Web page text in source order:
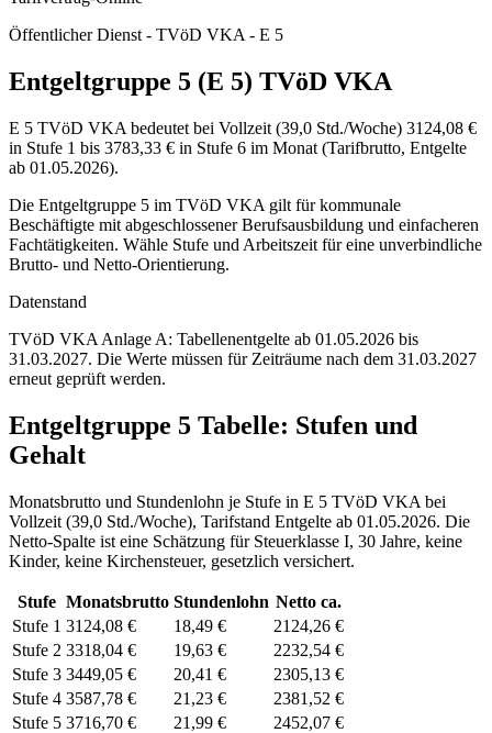
Öffentlicher Dienst - TVöD VKA - E 5
Entgeltgruppe 5 (E 5) TVöD VKA
E 5 TVöD VKA bedeutet bei Vollzeit (39,0 Std./Woche) 3124,08 €
in Stufe 1 bis 3783,33 € in Stufe 6 im Monat (Tarifbrutto, Entgelte
ab 01.05.2026).
Die Entgeltgruppe 5 im TVöD VKA gilt für kommunale
Beschäftigte mit abgeschlossener Berufsausbildung und einfacheren
Fachtätigkeiten. Wähle Stufe und Arbeitszeit für eine unverbindliche
Brutto- und Netto-Orientierung.
Datenstand
TVöD VKA Anlage A: Tabellenentgelte ab 01.05.2026 bis
31.03.2027. Die Werte müssen für Zeiträume nach dem 31.03.2027
erneut geprüft werden.
Entgeltgruppe 5 Tabelle: Stufen und
Gehalt
Monatsbrutto und Stundenlohn je Stufe in E 5 TVöD VKA bei
Vollzeit (39,0 Std./Woche), Tarifstand Entgelte ab 01.05.2026. Die
Netto-Spalte ist eine Schätzung für Steuerklasse I, 30 Jahre, keine
Kinder, keine Kirchensteuer, gesetzlich versichert.
Stufe Monatsbrutto Stundenlohn Netto ca.
Stufe 1 3124,08 € 18,49 €
2124,26 €
Stufe 2 3318,04 € 19,63 €
2232,54 €
Stufe 3 3449,05 € 20,41 €
2305,13 €
Stufe 4 3587,78 € 21,23 €
2381,52 €
Stufe 5 3716,70 € 21,99 €
2452,07 €